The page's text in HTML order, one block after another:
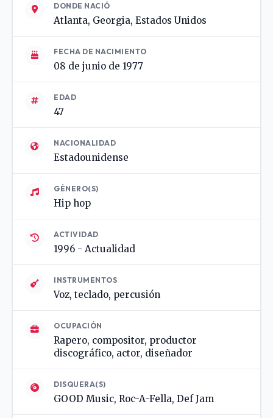
DONDE NACIÓ
Atlanta, Georgia, Estados Unidos
FECHA DE NACIMIENTO
08 de junio de 1977
EDAD
47
NACIONALIDAD
Estadounidense
GÉNERO(S)
Hip hop
ACTIVIDAD
1996 - Actualidad
INSTRUMENTOS
Voz, teclado, percusión
OCUPACIÓN
Rapero, compositor, productor
discográfico, actor, diseñador
DISQUERA(S)
GOOD Music, Roc-A-Fella, Def Jam